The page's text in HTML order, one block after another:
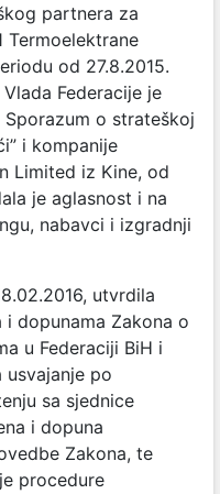
partnera za
Termoelektrane
od 27.8.2015.
Federacije je
o strateškoj
i kompanije
Limited iz Kine, od
je aglasnost i na
nabavci i izgradnji
utvrdila
dopunama Zakona o
u Federaciji BiH i
usvajanje po
sa sjednice
i dopuna
Zakona, te
procedure